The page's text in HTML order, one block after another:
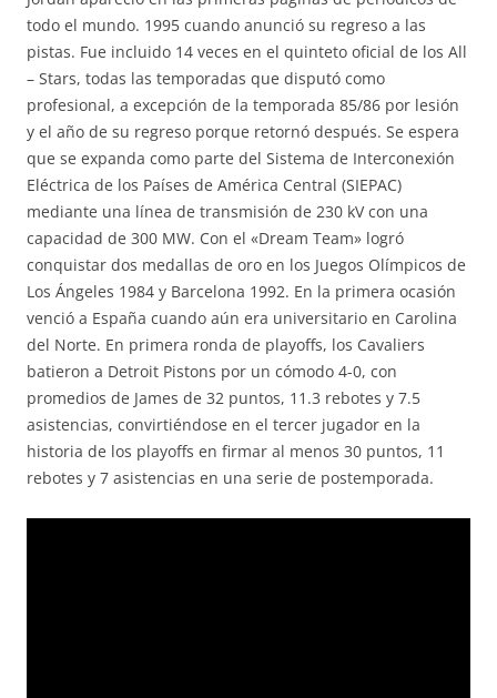
todo el mundo. 1995 cuando anunció su regreso a las
pistas. Fue incluido 14 veces en el quinteto oficial de los All
– Stars, todas las temporadas que disputó como
profesional, a excepción de la temporada 85/86 por lesión
y el año de su regreso porque retornó después. Se espera
que se expanda como parte del Sistema de Interconexión
Eléctrica de los Países de América Central (SIEPAC)
mediante una línea de transmisión de 230 kV con una
capacidad de 300 MW. Con el «Dream Team» logró
conquistar dos medallas de oro en los Juegos Olímpicos de
Los Ángeles 1984 y Barcelona 1992. En la primera ocasión
venció a España cuando aún era universitario en Carolina
del Norte. En primera ronda de playoffs, los Cavaliers
batieron a Detroit Pistons por un cómodo 4-0, con
promedios de James de 32 puntos, 11.3 rebotes y 7.5
asistencias, convirtiéndose en el tercer jugador en la
historia de los playoffs en firmar al menos 30 puntos, 11
rebotes y 7 asistencias en una serie de postemporada.